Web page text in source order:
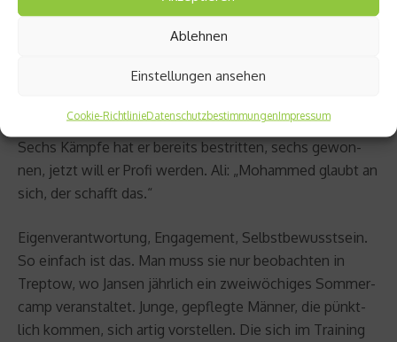
Ablehnen
Einstellungen ansehen
Cookie-RichtlinieDatenschutzbestimmungenImpressum
im Box­ring er­fah­ren, des­sen Stütz­punkt in der Halle der
Neu­köll­ner Sport­freun­de, Oder­stra­ße 182. Seit­her trai­
Wenn man Mo­ham­med fragt, was er
den Wett­kampf, die Siege, das Trai­ning, ein­fach alles.“
Sechs Kämp­fe hat er be­reits be­strit­ten, sechs ge­won­
nen, jetzt will er Profi wer­den. Ali: „Mo­ham­med glaubt an
sich, der schafft das.“
Ei­gen­ver­ant­wor­tung, En­ga­ge­ment, Selbst­be­wusst­sein.
So ein­fach ist das. Man muss sie nur be­ob­ach­ten in
Trep­tow, wo Jan­sen jähr­lich ein zwei­wö­chi­ges Som­mer­
camp ver­an­stal­tet. Junge, ge­pfleg­te Män­ner, die pünkt­
lich kom­men, sich artig vor­stel­len. Die sich im Trai­ning